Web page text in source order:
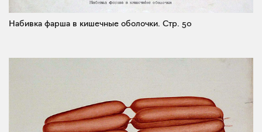
Набивка фарша в кишечные оболочки. Стр. 50